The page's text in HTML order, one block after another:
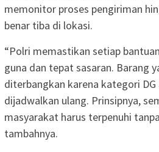
memonitor proses pengiriman
benar tiba di lokasi.
“Polri memastikan setiap
guna dan tepat sasaran. Barang
diterbangkan karena kategori DG
dijadwalkan ulang. Prinsipnya,
masyarakat harus terpenuhi
tambahnya.